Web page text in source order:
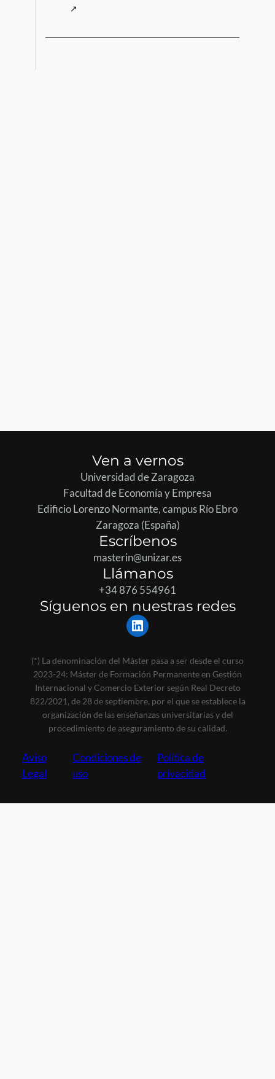
Ven a vernos
Universidad de Zaragoza
Facultad de Economía y Empresa
Edificio Lorenzo Normante, campus Río Ebro
Zaragoza (España)
Escríbenos
masterin@unizar.es
Llámanos
+34 876 554961
Síguenos en nuestras redes
LinkedIn
(*) La denominación del Máster pasa a ser desde el curso
2023-24: Máster de Formación Permanente en Gestión
Internacional y Comercio Exterior según Real Decreto
822/2021, de 28 de septiembre, por el que se establece la
organización de las enseñanzas universitarias y del
procedimiento de aseguramiento de su calidad.
Aviso
Legal
Condiciones de
uso
Política de
privacidad